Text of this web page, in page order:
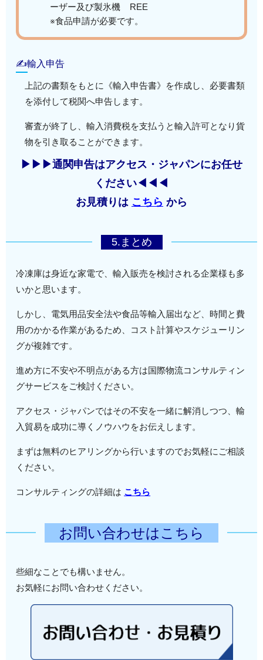
ーザー及び製氷機
REE
※食品申請が必要です。
✍輸入申告
上記の書類をもとに《輸入申告書》を作成し、必要書類
を添付して税関へ申告します。
審査が終了し、輸入消費税を支払うと輸入許可となり貨
物を引き取ることができます。
▶▶▶通関申告はアクセス・ジャパンにお任せ
ください◀◀◀
お見積りは こちら から
5.まとめ
冷凍庫は身近な家電で、輸入販売を検討される企業様も多
いかと思います。
しかし、電気用品安全法や食品等輸入届出など、時間と費
用のかかる作業があるため、コスト計算やスケジューリン
グが複雑です。
進め方に不安や不明点がある方は国際物流コンサルティン
グサービスをご検討ください。
アクセス・ジャパンではその不安を一緒に解消しつつ、輸
入貿易を成功に導くノウハウをお伝えします。
まずは無料のヒアリングから行いますのでお気軽にご相談
ください。
コンサルティングの詳細は こちら
お問い合わせはこちら
些細なことでも構いません。
お気軽にお問い合わせください。